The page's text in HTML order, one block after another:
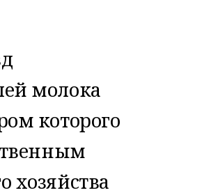
молока
которого
хозяйства